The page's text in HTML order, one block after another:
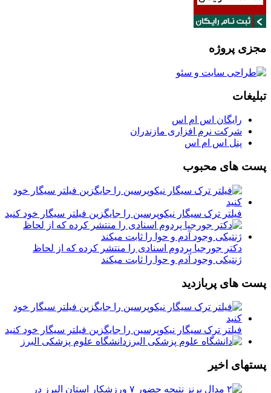
مجزی پروژه
تبلیغات
رایگان اس ام اس
شرکت نرم افزاری مازندران
پنل اس ام اس
پست های محبوب
فیلتر ترک سیگار نیکوپرسین را جایگزین فیلتر سیگار خود کنید
دکتر جورجیا پردوم اسنادی را منتشر کرده که از لحاظ
ژنتیکی وجود آدم و حوا را ثابت میکند
پست های پربازدید
فیلتر ترک سیگار نیکوپرسین را جایگزین فیلتر سیگار خود کنید
دانشگاه علوم پزشکی البرز
پستهای اخیر